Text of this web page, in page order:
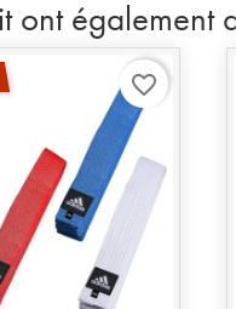
ont également
favorite_border